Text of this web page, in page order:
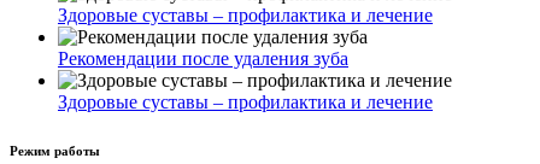
Здоровые суставы – профилактика и лечение
Рекомендации после удаления зуба
Здоровые суставы – профилактика и лечение
Режим работы